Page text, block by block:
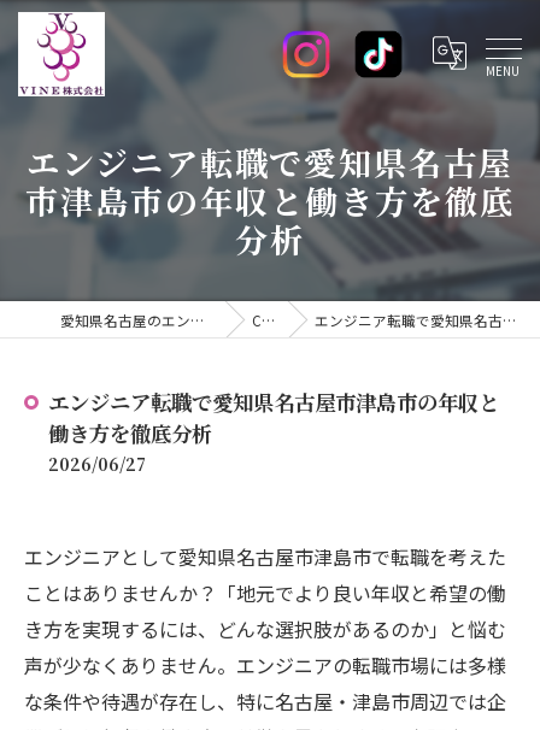
エンジニア転職で愛知県名古屋
市津島市の年収と働き方を徹底
分析
愛知県名古屋のエンジニアの求人ならVINE株式会社 COLUMN エンジニア転職で愛知県名古屋市津島市の年収と働き方を徹底分析
エンジニア転職で愛知県名古屋市津島市の年収と
働き方を徹底分析
2026/06/27
エンジニアとして愛知県名古屋市津島市で転職を考えた
ことはありませんか？「地元でより良い年収と希望の働
き方を実現するには、どんな選択肢があるのか」と悩む
声が少なくありません。エンジニアの転職市場には多様
な条件や待遇が存在し、特に名古屋・津島市周辺では企